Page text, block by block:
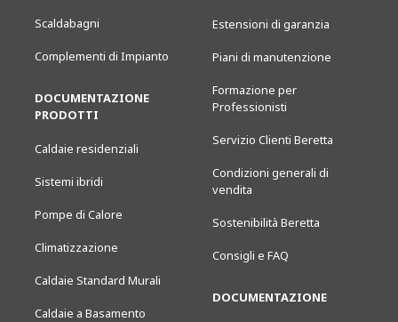
Scaldabagni
Complementi di Impianto
DOCUMENTAZIONE
PRODOTTI
Caldaie residenziali
Sistemi ibridi
Pompe di Calore
Climatizzazione
Caldaie Standard Murali
Caldaie a Basamento
Estensioni di garanzia
Piani di manutenzione
Formazione per
Professionisti
Servizio Clienti Beretta
Condizioni generali di
vendita
Sostenibilità Beretta
Consigli e FAQ
DOCUMENTAZIONE